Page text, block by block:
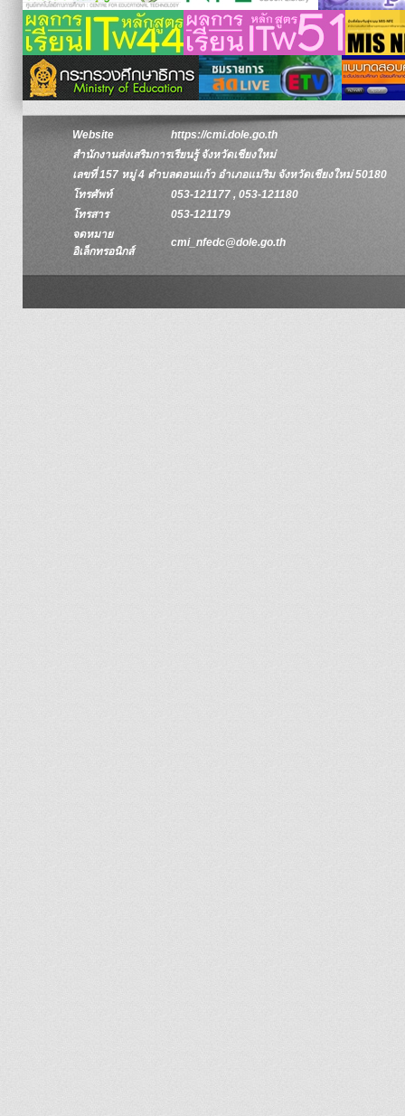
Website
https://cmi.dole.go.th
สำนักงานส่งเสริมการเรียนรู้ จังหวัดเชียงใหม่
เลขที่ 157 หมู่ 4 ตำบลดอนแก้ว อำเภอแม่ริม จังหวัดเชียงใหม่ 50180
โทรศัพท์
053-121177 , 053-121180
โทรสาร
053-121179
จดหมาย
อิเล็กทรอนิกส์
cmi_nfedc@dole.go.th